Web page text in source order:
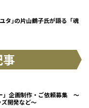
タ｣の片山鶴子氏が語る「魂
」企画制作・ご依頼募集 ～
開発など～